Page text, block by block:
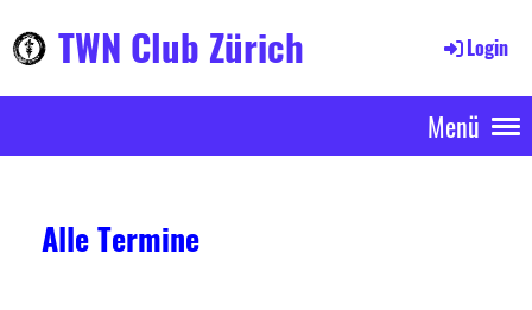
TWN Club Zürich Login
Menü
Alle Termine